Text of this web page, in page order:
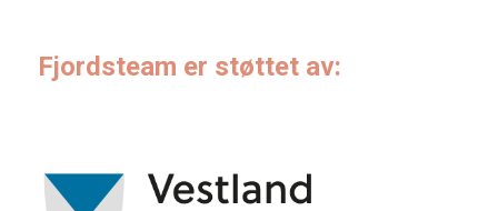
Fjordsteam er støttet av: